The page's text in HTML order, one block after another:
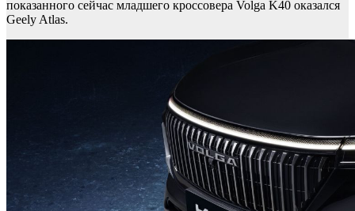
показанного сейчас младшего кроссовера Volga K40 оказался
Geely Atlas.